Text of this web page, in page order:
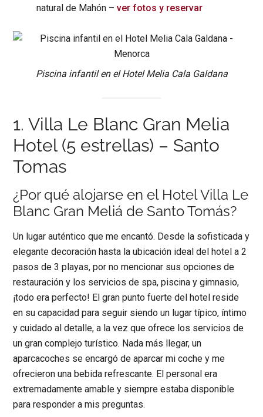
natural de Mahón –ver fotos y reservar
Piscina infantil en el Hotel Melia Cala Galdana
1. Villa Le Blanc Gran Melia
Hotel (5 estrellas) – Santo
Tomas
¿Por qué alojarse en el Hotel Villa Le
Blanc Gran Meliá de Santo Tomás?
Un lugar auténtico que me encantó. Desde la sofisticada y
elegante decoración hasta la ubicación ideal del hotel a 2
pasos de 3 playas, por no mencionar sus opciones de
restauración y los servicios de spa, piscina y gimnasio,
¡todo era perfecto! El gran punto fuerte del hotel reside
en su capacidad para seguir siendo un lugar típico, íntimo
y cuidado al detalle, a la vez que ofrece los servicios de
un gran complejo turístico. Nada más llegar, un
aparcacoches se encargó de aparcar mi coche y me
ofrecieron una bebida refrescante. El personal era
extremadamente amable y siempre estaba disponible
para responder a mis preguntas.